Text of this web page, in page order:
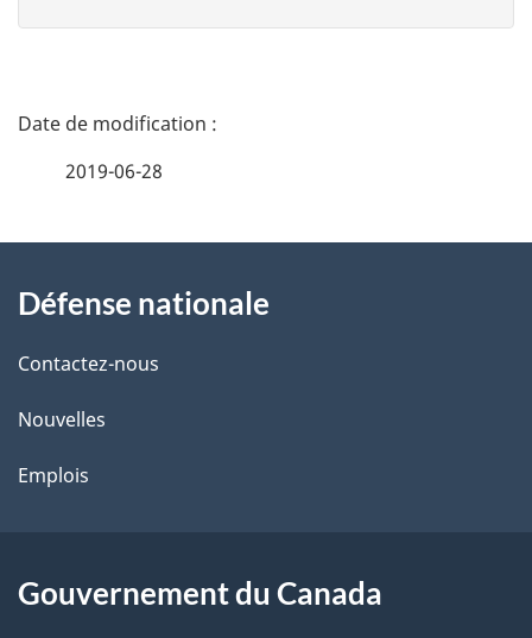
D
i
l
s
d
l
2019-06-28
propos
de
ce
site
Défense nationale
Contactez-nous
Nouvelles
Emplois
Gouvernement du Canada